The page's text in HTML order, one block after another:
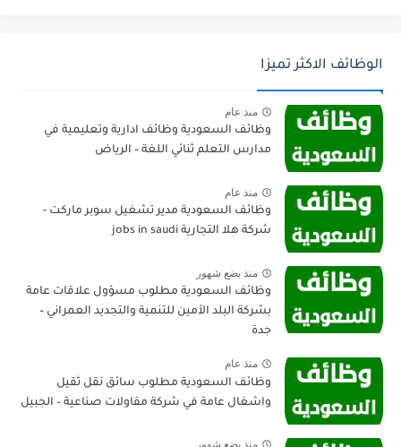
الوظائف الاكثر تميزا
منذ عام
وظائف السعودية وظائف ادارية وتعليمية في
مدارس التعلم ثنائي اللغة – الرياض
منذ عام
وظائف السعودية مدير تشغيل سوبر ماركت -
شركة هلا التجارية jobs in saudi
منذ بضع شهور
وظائف السعودية مطلوب مسؤول علاقات عامة
بشركة البلد الأمين للتنمية والتجديد العمراني –
جدة
منذ عام
وظائف السعودية مطلوب سائق نقل ثقيل
واشغال عامة في شركة مقاولات صناعية – الجبيل
منذ بضع شهور